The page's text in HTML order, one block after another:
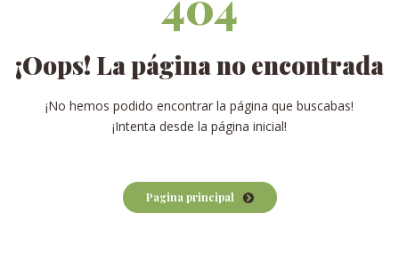
¡Oops! La página no encontrada
¡No hemos podido encontrar la página que buscabas!
¡Intenta desde la página inicial!
Pagina principal